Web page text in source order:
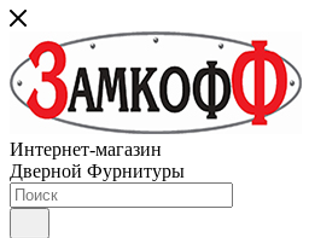
Интернет-магазин
Дверной Фурнитуры